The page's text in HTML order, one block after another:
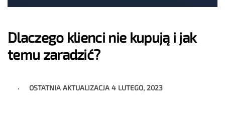
Dlaczego klienci nie kupują i jak
temu zaradzić?
OSTATNIA AKTUALIZACJA4 LUTEGO, 2023